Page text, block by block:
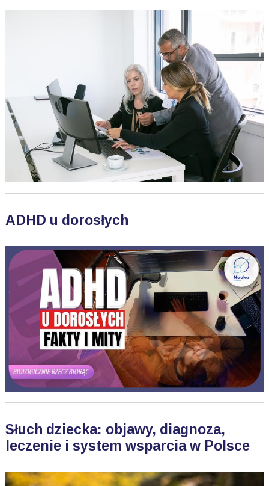
ADHD u dorosłych
Słuch dziecka: objawy, diagnoza,
leczenie i system wsparcia w Polsce